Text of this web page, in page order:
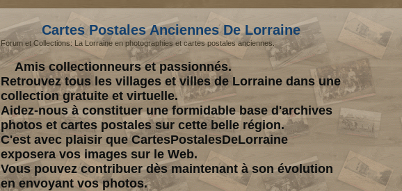
Cartes Postales Anciennes De Lorraine
Forum et Collections: La Lorraine en photographies et cartes postales anciennes.
Amis collectionneurs et passionnés.
Retrouvez tous les villages et villes de Lorraine dans une
collection gratuite et virtuelle.
Aidez-nous à constituer une formidable base d'archives
photos et cartes postales sur cette belle région.
C'est avec plaisir que CartesPostalesDeLorraine
exposera vos images sur le Web.
Vous pouvez contribuer dès maintenant à son évolution
en envoyant vos photos.